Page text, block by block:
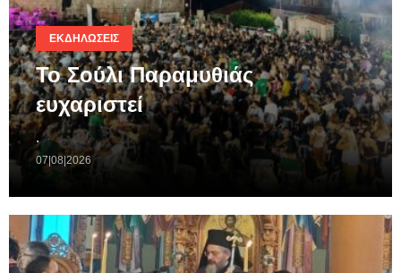
ΕΚΔΗΛΏΣΕΙΣ
Το Σούλι Παραμυθιάς
ευχαριστεί
.
07|08|2026